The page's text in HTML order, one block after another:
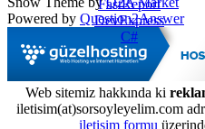
FastReport
DevExpress
C#
Powered by Question2Answer
Web sitemiz hakkında ki
iletisim(at)sorsoyleyelim.com
iletişim formu